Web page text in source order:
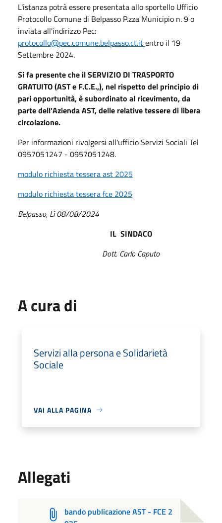
L'istanza potrà essere presentata allo sportello Ufficio
Protocollo Comune di Belpasso P.zza Municipio n. 9 o
inviata all'indirizzo Pec:
protocollo@pec.comune.belpasso.ct.itentro il 19
Settembre 2024.
Si fa presente che il SERVIZIO DI TRASPORTO
GRATUITO (AST e F.C.E.,), nel rispetto del principio di
pari opportunità, è subordinato al ricevimento, da
parte dell'Azienda AST, delle relative tessere di libera
circolazione.
Per informazioni rivolgersi all'ufficio Servizi Sociali Tel
0957051247 - 0957051248.
modulo richiesta tessera ast 2025
modulo richiesta tessera fce 2025
Belpasso, Lì 08/08/2024
IL SINDACO
Dott. Carlo Caputo
A cura di
Servizi alla persona e Solidarietà
Sociale
VAI ALLA PAGINA
Allegati
bando publicazione AST - FCE 2